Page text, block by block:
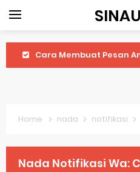
Cara Membuat Pesan
Harga Laptop
Home nada notifikasi
Nada Notifikasi Wa: Cara Mengubah Atau